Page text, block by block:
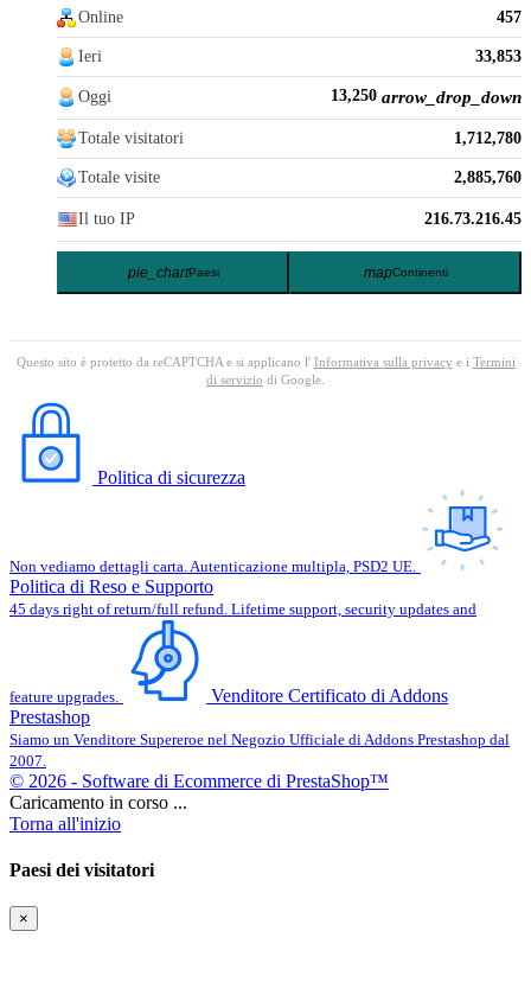
Online 457
Ieri 33,853
Oggi 13,250 arrow_drop_down
Totale visitatori 1,712,780
Totale visite 2,885,760
Il tuo IP 216.73.216.45
pie_chartPaesi mapContinenti
Questo sito è protetto da reCAPTCHA e si applicano l' Informativa sulla privacy e i Termini
di servizio di Google.
Politica di sicurezza
Non vediamo dettagli carta. Autenticazione multipla, PSD2 UE.
Politica di Reso e Supporto
45 days right of return/full refund. Lifetime support, security updates and
feature upgrades.
Venditore Certificato di Addons
Prestashop
Siamo un Venditore Supereroe nel Negozio Ufficiale di Addons Prestashop dal
2007.
© 2026 - Software di Ecommerce di PrestaShop™
Caricamento in corso ...
Torna all'inizio
Paesi dei visitatori
×